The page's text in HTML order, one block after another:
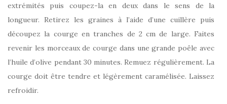
extrémités puis coupez-la en deux dans le sens de la
longueur. Retirez les graines à l’aide d’une cuillère puis
découpez la courge en tranches de 2 cm de large. Faites
revenir les morceaux de courge dans une grande poêle avec
l’huile d’olive pendant 30 minutes. Remuez régulièrement. La
courge doit être tendre et légèrement caramélisée. Laissez
refroidir.